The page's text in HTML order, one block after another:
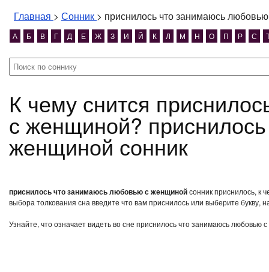
Главная > Сонник > приснилось что занимаюсь
А Б В Г Д Е Ж З И Й К Л М Н О П Р С
К чему снится приснилось что занимаюсь любовью
с женщиной?
женщиной сонник
приснилось что занимаюсь любовью с женщинойсонник приснилось, к
выбора толкования сна введите что вам приснилось или выберите букву,
Узнайте, что означает видеть во сне приснилось что занимаюсь